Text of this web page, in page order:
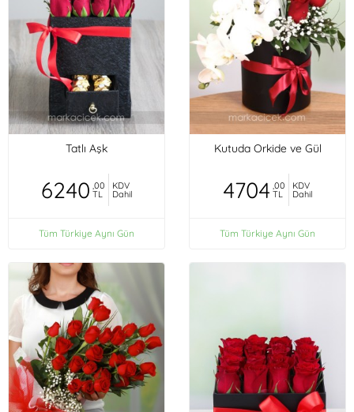
Tatlı Aşk
6240 ,00
TL
KDV
Dahil
Tüm Türkiye Aynı Gün
Kutuda Orkide ve Gül
4704 ,00
TL
KDV
Dahil
Tüm Türkiye Aynı Gün